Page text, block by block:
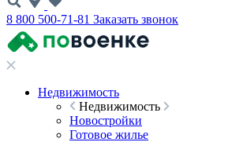
8 800 500-71-81 Заказать звонок
Недвижимость
Недвижимость
Новостройки
Готовое жилье